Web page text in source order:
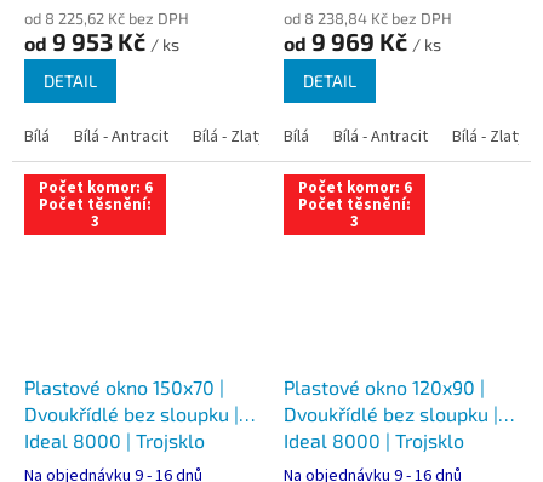
od 8 225,62 Kč bez DPH
od 9 953 Kč / ks
DETAIL
Bílá Bílá - Antracit Bílá - Zlatý dub Bílá - Tmavý dub Bílá -
od 8 238,84 Kč bez DPH
od 9 969 Kč / ks
DETAIL
Bílá Bílá - Antracit Bílá - Zlatý
Počet komor: 6
Počet těsnění:
3
Plastové okno 150x70 |
Dvoukřídlé bez sloupku |
Ideal 8000 | Trojsklo
Na objednávku 9 - 16 dnů
Počet komor: 6
Počet těsnění:
3
Plastové okno 120x90 |
Dvoukřídlé bez sloupku |
Ideal 8000 | Trojsklo
Na objednávku 9 - 16 dnů